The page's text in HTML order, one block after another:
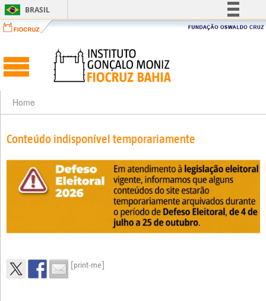
BRASIL
Simplifique!
Acesso à informação
Canais
Home
Conteúdo indisponível temporariamente
[print-me]